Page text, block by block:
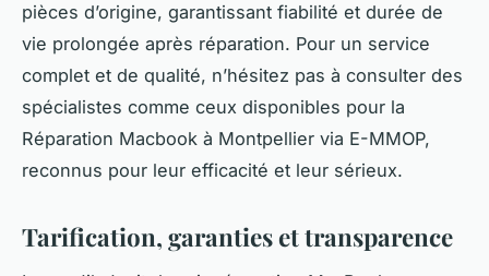
pièces d’origine, garantissant fiabilité et durée de
vie prolongée après réparation. Pour un service
complet et de qualité, n’hésitez pas à consulter des
spécialistes comme ceux disponibles pour la
Réparation Macbook à Montpellier via E-MMOP,
reconnus pour leur efficacité et leur sérieux.
Tarification, garanties et transparence